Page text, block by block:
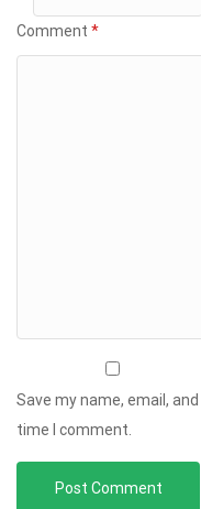
Comment *
Save my name, email,
time I comment.